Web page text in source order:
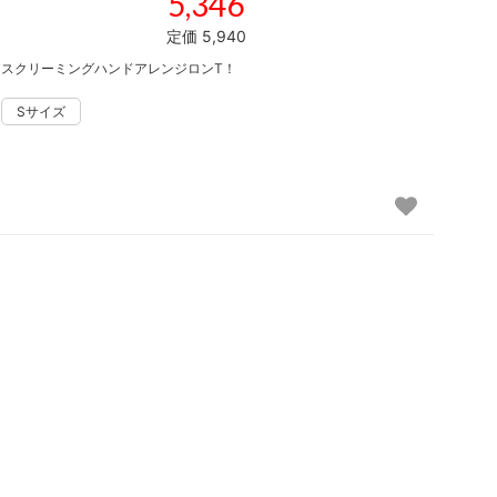
定価 5,940
スクリーミングハンドアレンジロンT！